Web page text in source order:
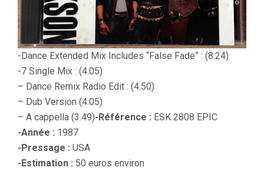
-Dance Extended Mix Includes “False Fade” : (8.24)
-7 Single Mix : (4.05)
– Dance Remix Radio Edit : (4.50)
– Dub Version (4.05)
– A cappella (3.49)-Référence : ESK 2808 EPIC
-Année : 1987
-Pressage : USA
-Estimation : 50 euros environ